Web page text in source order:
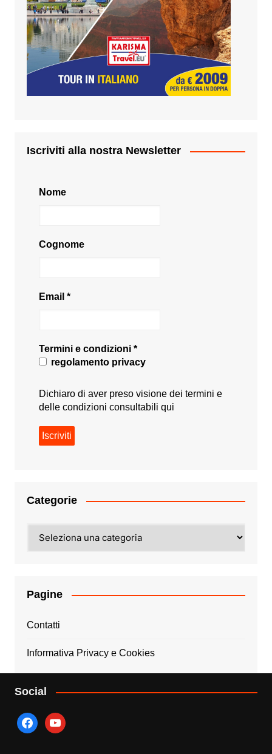
Iscriviti alla nostra Newsletter
Nome
Cognome
Email *
Termini e condizioni *
regolamento privacy
Dichiaro di aver preso visione dei termini e
delle condizioni consultabili qui
Categorie
Pagine
Contatti
Informativa Privacy e Cookies
Social
facebookyoutube